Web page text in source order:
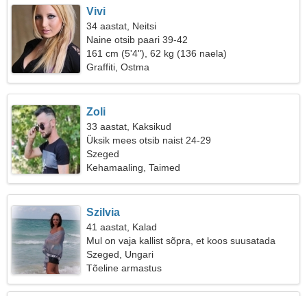
Vivi
34 aastat, Neitsi
Naine otsib paari 39-42
161 cm (5'4"), 62 kg (136 naela)
Graffiti, Ostma
Zoli
33 aastat, Kaksikud
Üksik mees otsib naist 24-29
Szeged
Kehamaaling, Taimed
Szilvia
41 aastat, Kalad
Mul on vaja kallist sõpra, et koos suusatada
Szeged, Ungari
Tõeline armastus